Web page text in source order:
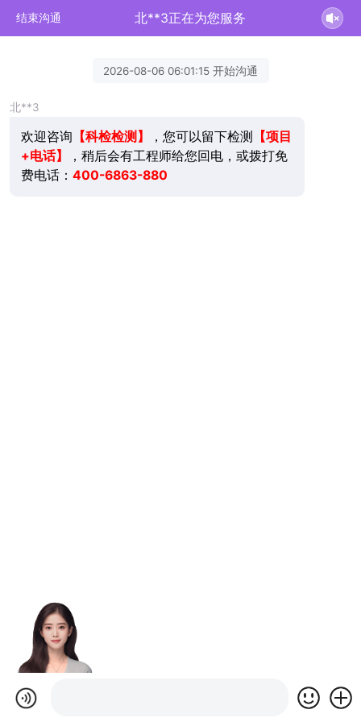
结束沟通 北**3正在为您服务
2026-08-06 06:01:15 开始沟通
北**3
欢迎咨询 【科检检测】 ，您可以留下检测
【项目
+电话】
，稍后会有工程师给您回电，或拨打免
费电话： 400-6863-880